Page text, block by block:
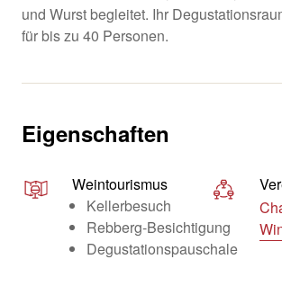
und Wurst begleitet. Ihr
für bis zu 40 Personen.
Eigenschaften
Weintourismus
Kellerbesuch
Rebberg-Besichtigung
Degustationspauschale